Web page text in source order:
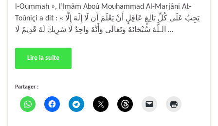
l-Oummah », l’Imâm Aboû Mouhammad Al-Marjâni At-
Toûniçi a dit : « يَجِبُ عَلَى كُلِّ بَالِغٍ عَاقِلٍ أَنْ يَعْلَمَ أَن لَا إِلَهَ إِلَّا
الـلَّهُ سُبْحَانَهُ وَتَعَالَى وَأَنَّهُ وَاحِدٌ لَا شَرِيكَ لَهُ قَدِيمٌ لَا …
Lire la suite
Partager :